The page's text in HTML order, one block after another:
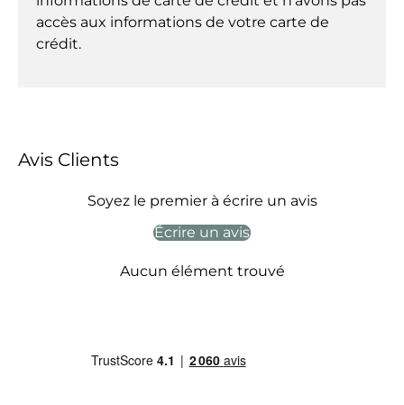
accès aux informations de votre carte de
crédit.
Avis Clients
Soyez le premier à écrire un avis
Écrire un avis
Aucun élément trouvé